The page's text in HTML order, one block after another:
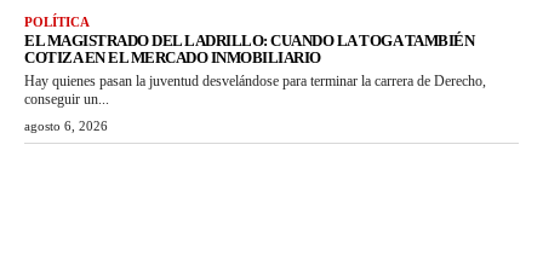
POLÍTICA
EL MAGISTRADO DEL LADRILLO: CUANDO LA TOGA TAMBIÉN
COTIZA EN EL MERCADO INMOBILIARIO
Hay quienes pasan la juventud desvelándose para terminar la carrera de Derecho,
conseguir un...
agosto 6, 2026